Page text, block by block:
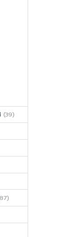
(39)